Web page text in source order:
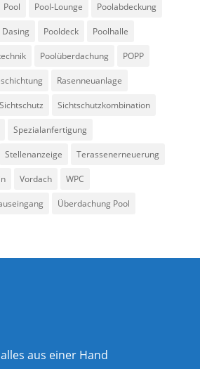
Pool Pool-Lounge Poolabdeckung
Dasing Pooldeck Poolhalle
Poolüberdachung POPP
Rasenneuanlage
Sichtschutz Sichtschutzkombination
Spezialanfertigung
Stellenanzeige Terassenerneuerung
Vordach WPC
Überdachung Pool
aus einer Hand